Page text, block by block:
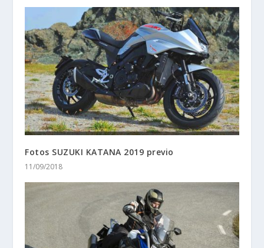
Fotos SUZUKI KATANA 2019 previo
11/09/2018